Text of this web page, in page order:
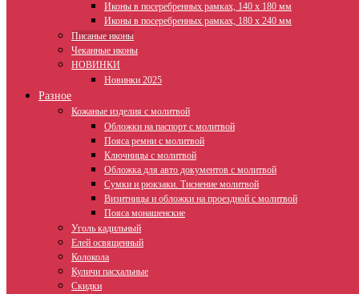
Иконы в посеребренных рамках, 140 х 180 мм
Иконы в посеребренных рамках, 180 х 240 мм
Писаные иконы
Чеканные иконы
НОВИНКИ
Новинки 2025
Разное
Кожаные изделия с молитвой
Обложки на паспорт с молитвой
Пояса ремни с молитвой
Ключницы с молитвой
Обложка для авто документов с молитвой
Сумки и рюкзаки. Тиснение молитвой
Визитницы и обложки на проездной с молитвой
Пояса монашенские
Уголь кадильный
Елей освященный
Колокола
Куличи пасхальные
Скидки